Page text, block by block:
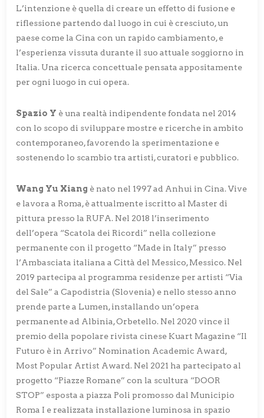
L’intenzione è quella di creare un effetto di fusione e
riflessione partendo dal luogo in cui è cresciuto, un
paese come la Cina con un rapido cambiamento, e
l’esperienza vissuta durante il suo attuale soggiorno in
Italia. Una ricerca concettuale pensata appositamente
per ogni luogo in cui opera.
Spazio Y è una realtà indipendente fondata nel 2014
con lo scopo di sviluppare mostre e ricerche in ambito
contemporaneo, favorendo la sperimentazione e
sostenendo lo scambio tra artisti, curatori e pubblico.
Wang Yu Xiang è nato nel 1997 ad Anhui in Cina. Vive
e lavora a Roma, è attualmente iscritto al Master di
pittura presso la RUFA. Nel 2018 l’inserimento
dell’opera “Scatola dei Ricordi” nella collezione
permanente con il progetto “Made in Italy” presso
l’Ambasciata italiana a Città del Messico, Messico. Nel
2019 partecipa al programma residenze per artisti “Via
del Sale” a Capodistria (Slovenia) e nello stesso anno
prende parte a Lumen, installando un’opera
permanente ad Albinia, Orbetello. Nel 2020 vince il
premio della popolare rivista cinese Kuart Magazine “Il
Futuro è in Arrivo” Nomination Academic Award,
Most Popular Artist Award. Nel 2021 ha partecipato al
progetto “Piazze Romane” con la scultura “DOOR
STOP” esposta a piazza Poli promosso dal Municipio
Roma I e realizzata installazione luminosa in spazio